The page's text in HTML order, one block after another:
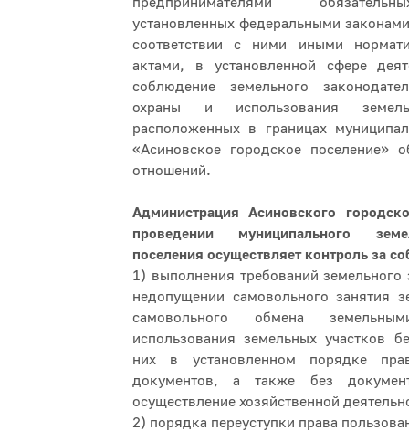
установленных федеральными
соответствии с ними иными
актами, в установленной сфере
соблюдение земельного
охраны и использования
расположенных в границах
«Асиновское городское поселение»
отношений.
Администрация Асиновского
проведении муниципального
поселения осуществляет контроль за
1) выполнения требований земельного
недопущении самовольного занятия
самовольного обмена
использования земельных участков
них в установленном порядке
документов, а также без
осуществление хозяйственной
2) порядка переуступки права